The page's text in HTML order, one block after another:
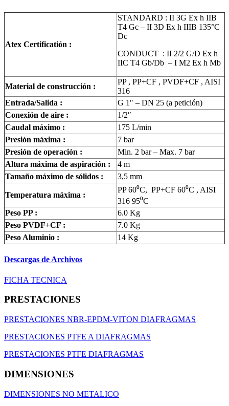
Atex Certificatión :
STANDARD : II 3G Ex h IIB
T4 Gc – II 3D Ex h IIIB 135°C
Dc
CONDUCT : II 2/2 G/D Ex h
IIC T4 Gb/Db – I M2 Ex h Mb
Material de construcción :
PP , PP+CF , PVDF+CF , AISI
316
Entrada/Salida :
G 1″ – DN 25 (a petición)
Conexión de aire :
1/2″
Caudal máximo :
175 L/min
Presión máxima :
7 bar
Presión de operación :
Min. 2 bar – Max. 7 bar
Altura máxima de aspiración :
4 m
Tamaño máximo de sólidos :
3,5 mm
Temperatura máxima :
PP 60⁰C, PP+CF 60⁰C , AISI
316 95⁰C
Peso PP :
6.0 Kg
Peso PVDF+CF :
7.0 Kg
Peso Aluminio :
14 Kg
Descargas de Archivos
FICHA TECNICA
PRESTACIONES
PRESTACIONES NBR-EPDM-VITON DIAFRAGMAS
PRESTACIONES PTFE A DIAFRAGMAS
PRESTACIONES PTFE DIAFRAGMAS
DIMENSIONES
DIMENSIONES NO METALICO